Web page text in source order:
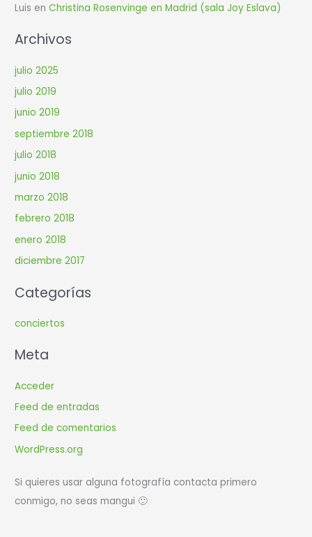
Luis enChristina Rosenvinge en Madrid (sala Joy Eslava)
Archivos
julio 2025
julio 2019
junio 2019
septiembre 2018
julio 2018
junio 2018
marzo 2018
febrero 2018
enero 2018
diciembre 2017
Categorías
conciertos
Meta
Acceder
Feed de entradas
Feed de comentarios
WordPress.org
Si quieres usar alguna fotografía contacta primero
conmigo, no seas mangui 🙂